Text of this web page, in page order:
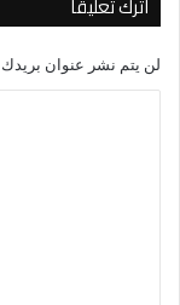
لن يتم نشر عنوان بريدك